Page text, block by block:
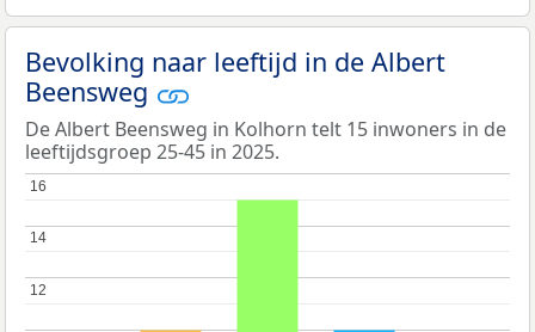
Bevolking naar leeftijd in de Albert
Beensweg
De Albert Beensweg in Kolhorn telt 15 inwoners in de
leeftijdsgroep 25-45 in 2025.
12
12
14
14
16
16